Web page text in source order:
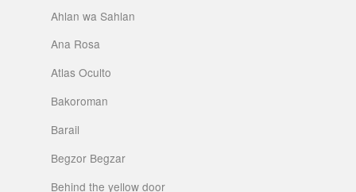
Ahlan wa Sahlan
Ana Rosa
Atlas Oculto
Bakoroman
Barail
Begzor Begzar
Behind the yellow door